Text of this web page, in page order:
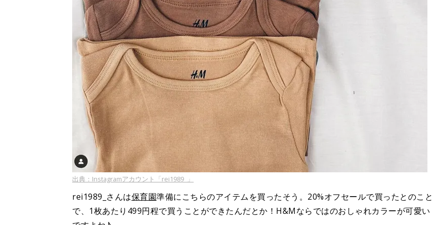
出典：Instagramアカウント「rei1989_」
rei1989_さんは保育園準備にこちらのアイテムを買ったそう。20%オフセールで買ったとのこと
で、1枚あたり499円程で買うことができたんだとか！H&Mならではのおしゃれカラーが可愛い